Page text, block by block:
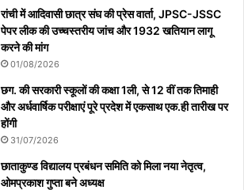
रांची में आदिवासी छात्र संघ की प्रेस वार्ता, JPSC-JSSC
पेपर लीक की उच्चस्तरीय जांच और 1932 खतियान लागू
करने की मांग
01/08/2026
छग. की सरकारी स्कूलों की कक्षा 1ली, से 12 वीं तक तिमाही
और अर्धवार्षिक परीक्षाएं पूरे प्रदेश में एकसाथ एक.ही तारीख पर
होंगी
31/07/2026
छाताकुण्ड विद्यालय प्रबंधन समिति को मिला नया नेतृत्व,
ओमप्रकाश गुप्ता बने अध्यक्ष